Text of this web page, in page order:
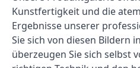
Kunstfertigkeit und die
Ergebnisse unserer
Sie sich von diesen Bildern
überzeugen Sie sich selbst